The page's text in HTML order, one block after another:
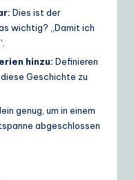
Dies ist der
wichtig? „Damit ich
hinzu: Definieren
Geschichte zu
genug, um in einem
abgeschlossen